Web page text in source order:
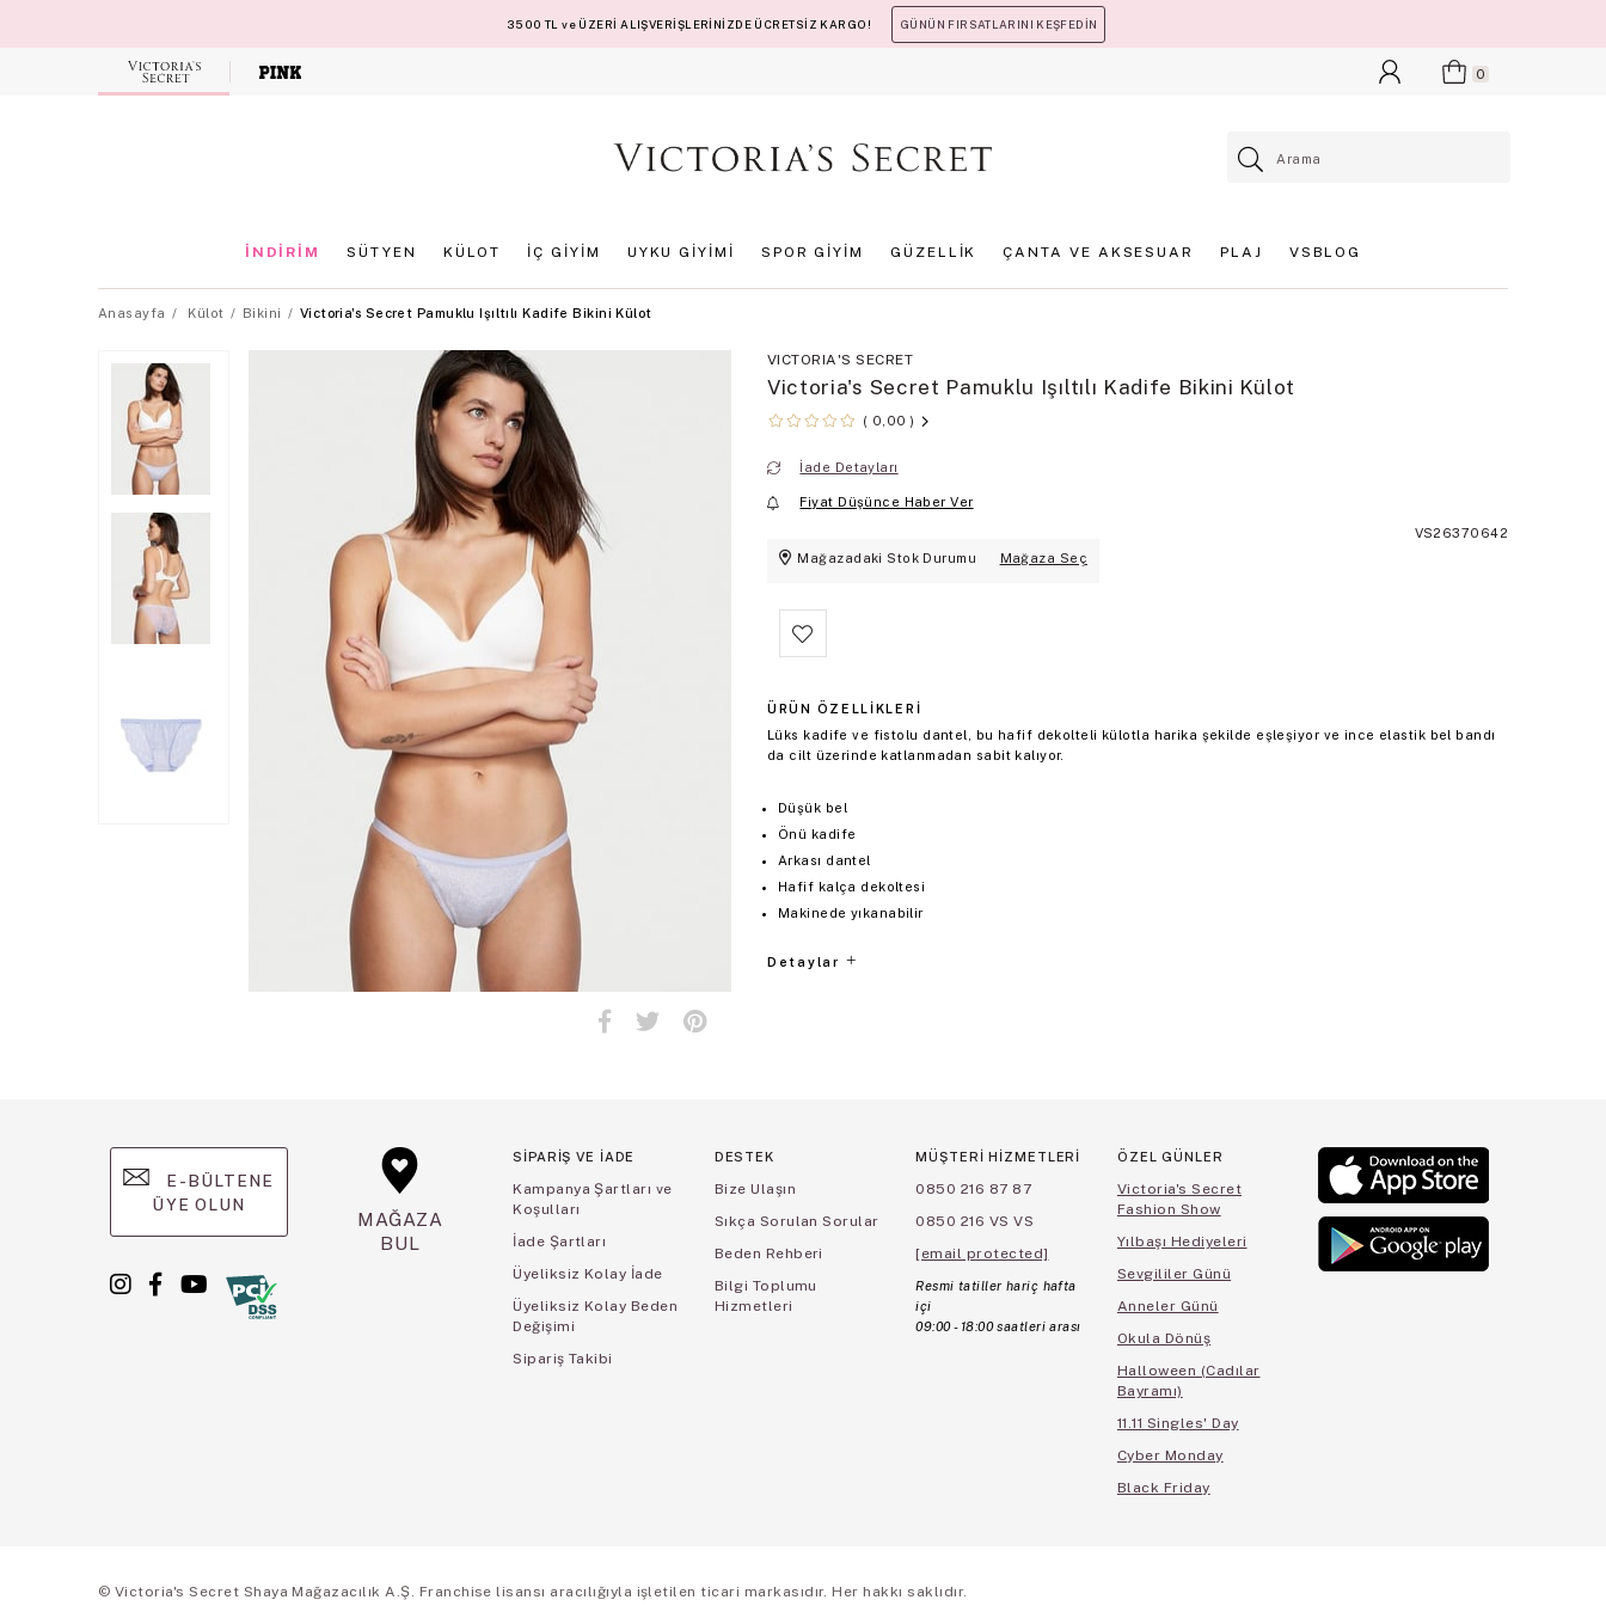
3500 TL ve ÜZERİ ALIŞVERİŞLERİNİZDE ÜCRETSİZ KARGO! GÜNÜN FIRSATLARINI KEŞFEDİN
Victoria's
Secret
0
İNDİRİM SÜTYEN KÜLOT İÇ GİYİM UYKU GİYİMİ SPOR GİYİM GÜZELLİK ÇANTA VE AKSESUAR PLAJ VSBLOG
Anasayfa Külot Bikini Victoria's Secret Pamuklu Işıltılı Kadife Bikini Külot
VICTORIA'S SECRET
Victoria's Secret Pamuklu Işıltılı Kadife Bikini Külot
0,00
İade Detayları
Fiyat Düşünce Haber Ver
VS26370642
Mağazadaki Stok Durumu
Mağaza Seç
ÜRÜN ÖZELLIKLERI
Lüks kadife ve fistolu dantel, bu hafif dekolteli külotla harika şekilde eşleşiyor ve ince elastik bel bandı
da cilt üzerinde katlanmadan sabit kalıyor.
Düşük bel
Önü kadife
Arkası dantel
Hafif kalça dekoltesi
Makinede yıkanabilir
Detaylar
E-BÜLTENE
ÜYE OLUN
MAĞAZA
BUL
SİPARİŞ VE İADE
Kampanya Şartları ve
Koşulları
İade Şartları
Üyeliksiz Kolay İade
Üyeliksiz Kolay Beden
Değişimi
Sipariş Takibi
DESTEK
Bize Ulaşın
Sıkça Sorulan Sorular
Beden Rehberi
Bilgi Toplumu
Hizmetleri
MÜŞTERİ HİZMETLERİ
0850 216 87 87
0850 216 VS VS
[email protected]
Resmi tatiller hariç hafta
içi
09:00 - 18:00 saatleri arası
ÖZEL GÜNLER
Victoria's Secret
Fashion Show
Yılbaşı Hediyeleri
Sevgililer Günü
Anneler Günü
Okula Dönüş
Halloween (Cadılar
Bayramı)
11.11 Singles' Day
Cyber Monday
Black Friday
© Victoria's Secret Shaya Mağazacılık A.Ş. Franchise lisansı aracılığıyla işletilen ticari markasıdır. Her hakkı saklıdır.